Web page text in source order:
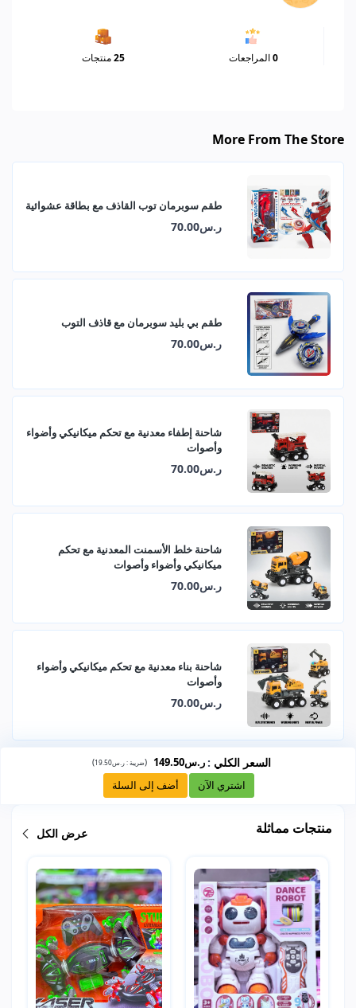
0المراجعات 25منتجات
More From The Store
طقم سوبرمان توب القاذف مع بطاقة عشوائية
ر.س70.00
طقم بي بليد سوبرمان مع قاذف التوب
ر.س70.00
شاحنة إطفاء معدنية مع تحكم ميكانيكي وأضواء
وأصوات
ر.س70.00
شاحنة خلط الأسمنت المعدنية مع تحكم
ميكانيكي وأضواء وأصوات
ر.س70.00
شاحنة بناء معدنية مع تحكم ميكانيكي وأضواء
وأصوات
ر.س70.00
السعر الكلي : ر.س149.50 (ضريبة :ر.س19.50 )
اشتري الآن أضف إلى السلة
منتجات مماثلة عرض الكل